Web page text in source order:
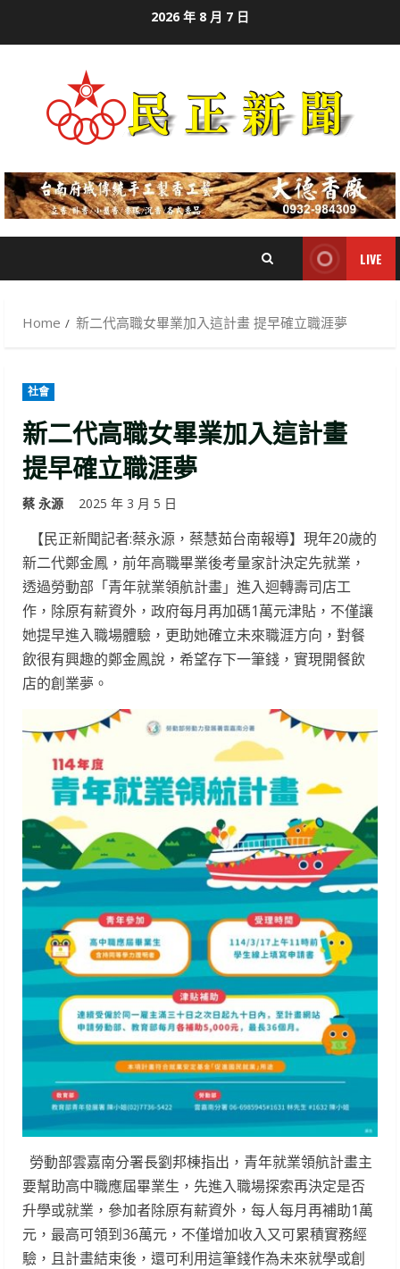
2026 年 8 月 7 日
LIVE
Home 新二代高職女畢業加入這計畫 提早確立職涯夢
社會
新二代高職女畢業加入這計畫
提早確立職涯夢
蔡 永源 2025 年 3 月 5 日
【民正新聞記者:蔡永源，蔡慧茹台南報導】現年20歲的
新二代鄭金鳳，前年高職畢業後考量家計決定先就業，
透過勞動部「青年就業領航計畫」進入迴轉壽司店工
作，除原有薪資外，政府每月再加碼1萬元津貼，不僅讓
她提早進入職場體驗，更助她確立未來職涯方向，對餐
飲很有興趣的鄭金鳳說，希望存下一筆錢，實現開餐飲
店的創業夢。
勞動部雲嘉南分署長劉邦棟指出，青年就業領航計畫主
要幫助高中職應屆畢業生，先進入職場探索再決定是否
升學或就業，參加者除原有薪資外，每人每月再補助1萬
元，最高可領到36萬元，不僅增加收入又可累積實務經
驗，且計畫結束後，還可利用這筆錢作為未來就學或創